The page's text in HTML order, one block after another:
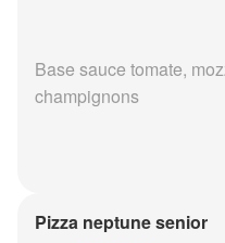
Base sauce tomate,
champignons
Pizza neptune senior